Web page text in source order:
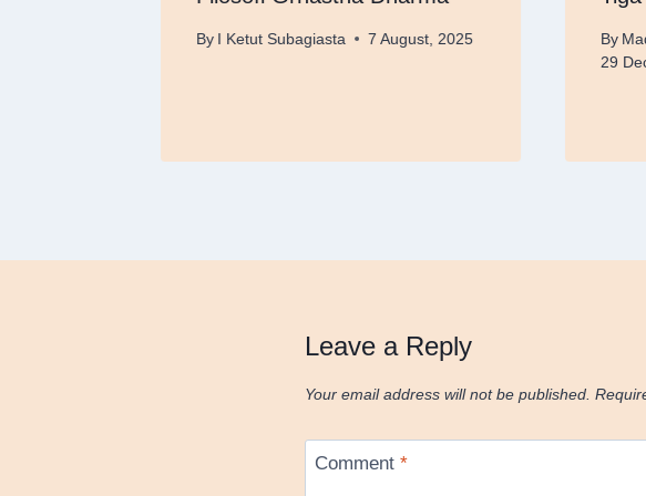
By I Ketut Subagiasta 7 August, 2025 By
29
Leave a Reply
Your email address will not be published.
Comment *